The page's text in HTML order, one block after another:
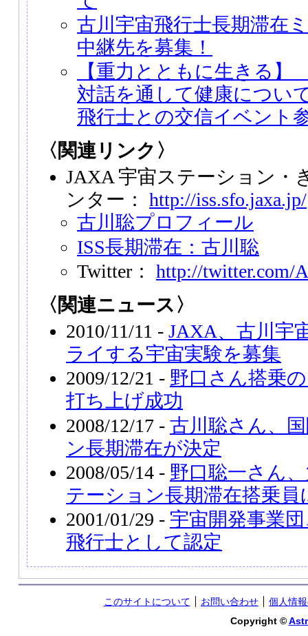
古川宇宙飛行士長期滞在
中継先を募集！
【重力とともに生きる
対話を通して健康につい
飛行士との交信イベント
〈関連リンク〉
JAXA 宇宙ステーション・
ンター： http://iss.sfo.jaxa.jp/
古川聡プロフィール
ISS長期滞在：古川聡
Twitter： http://twitter.com/
〈関連ニュース〉
2010/11/11 - JAXA、古川宇
ライする宇宙実験を募集
2009/12/21 - 野口さん搭乗
打ち上げ成功
2008/12/17 - 古川聡さん、
ン長期滞在が決定
2008/05/14 - 野口聡一さん
テーション長期滞在搭乗員
2001/01/29 - 宇宙開発事業
飛行士として認定
このサイトについて お問い合わせ
個人情
Copyright ©